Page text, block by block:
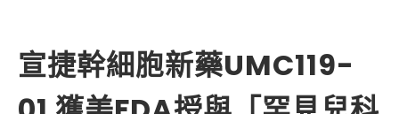
宣捷幹細胞新藥UMC119-